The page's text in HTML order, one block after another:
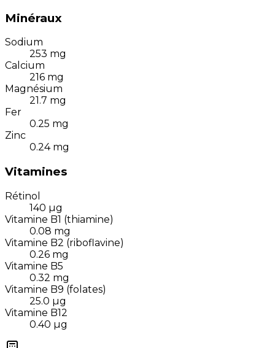
Minéraux
Sodium
253 mg
Calcium
216 mg
Magnésium
21.7 mg
Fer
0.25 mg
Zinc
0.24 mg
Vitamines
Rétinol
140 µg
Vitamine B1 (thiamine)
0.08 mg
Vitamine B2 (riboflavine)
0.26 mg
Vitamine B5
0.32 mg
Vitamine B9 (folates)
25.0 µg
Vitamine B12
0.40 µg